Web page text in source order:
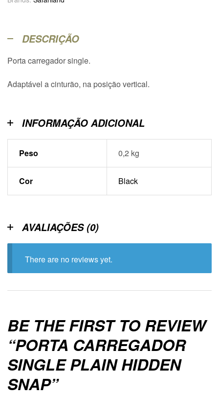
DESCRIÇÃO
Porta carregador single.
Adaptável a cinturão, na posição vertical.
INFORMAÇÃO ADICIONAL
Peso 0,2 kg
Cor Black
AVALIAÇÕES (0)
There are no reviews yet.
BE THE FIRST TO REVIEW
“PORTA CARREGADOR
SINGLE PLAIN HIDDEN
SNAP”